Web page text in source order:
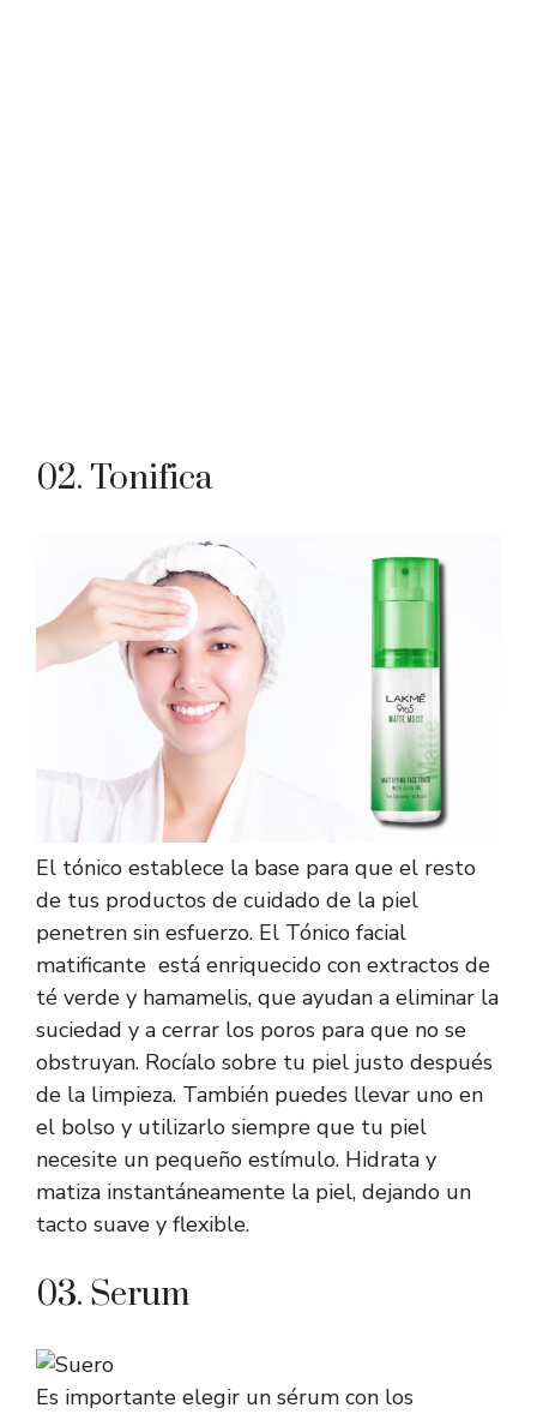
02. Tonifica
El tónico establece la base para que el resto
de tus productos de cuidado de la piel
penetren sin esfuerzo. El Tónico facial
matificante está enriquecido con extractos de
té verde y hamamelis, que ayudan a eliminar la
suciedad y a cerrar los poros para que no se
obstruyan. Rocíalo sobre tu piel justo después
de la limpieza. También puedes llevar uno en
el bolso y utilizarlo siempre que tu piel
necesite un pequeño estímulo. Hidrata y
matiza instantáneamente la piel, dejando un
tacto suave y flexible.
03. Serum
Es importante elegir un sérum con los